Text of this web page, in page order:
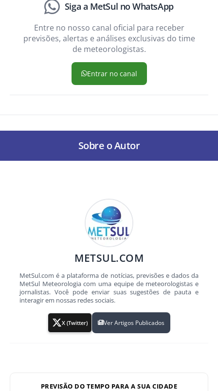
Siga a MetSul no WhatsApp
Entre no nosso canal oficial para receber
previsões, alertas e análises exclusivas do time
de meteorologistas.
Entrar no canal
Sobre o Autor
METSUL.COM
MetSul.com é a plataforma de notícias, previsões e dados da
MetSul Meteorologia com uma equipe de meteorologistas e
jornalistas. Você pode enviar suas sugestões de pauta e
interagir em nossas redes sociais.
X (Twitter) Ver Artigos Publicados
PREVISÃO DO TEMPO PARA A SUA CIDADE